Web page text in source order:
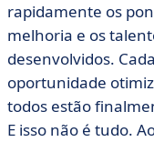
rapidamente os
melhoria e os
desenvolvidos.
oportunidade
todos estão
E isso não é tudo.